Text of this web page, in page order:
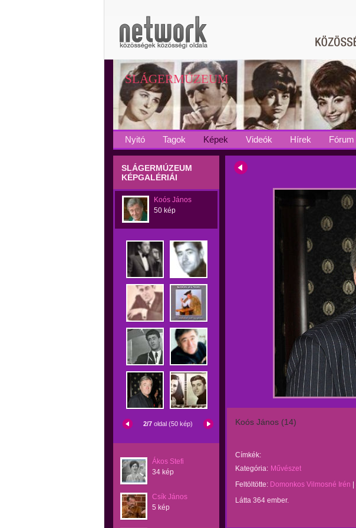
SLÁGERMÚZEUM
Nyitó Tagok Képek Videók Hírek Fórum
SLÁGERMÚZEUM
KÉPGALÉRIÁI
Koós János
50 kép
2/7 oldal (50 kép)
Ákos Stefi
34 kép
Csík János
5 kép
Koós János (14)
Címkék:
Kategória: Művészet
Feltöltötte: Domonkos Vilmosné Irén
Látta 364 ember.